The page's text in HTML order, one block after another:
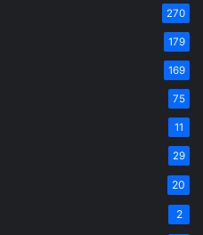
270
179
169
75
11
29
20
2